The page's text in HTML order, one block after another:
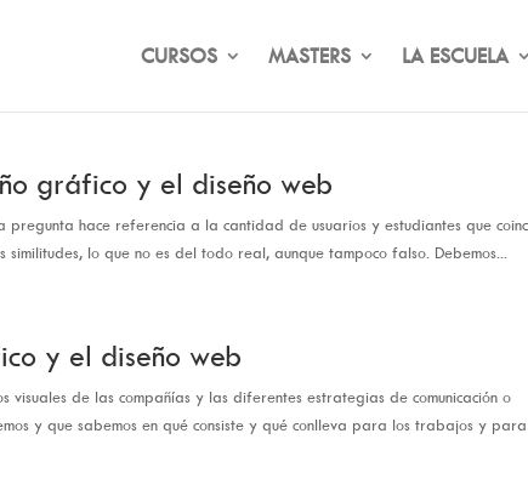
CURSOS MASTERS LA ESCUELA
gráfico y el diseño web
pregunta hace referencia a la cantidad de usuarios y estudiantes que
lo que no es del todo real, aunque tampoco falso. Debemos...
y el diseño web
de las compañías y las diferentes estrategias de comunicación o
y que sabemos en qué consiste y qué conlleva para los trabajos y para